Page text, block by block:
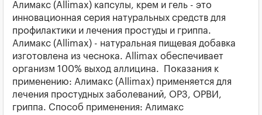
Алимакс (Allimax) капсулы, крем и гель - это
инновационная серия натуральных средств для
профилактики и лечения простуды и гриппа.
Алимакс (Allimax) - натуральная пищевая добавка
изготовлена из чеснока. Allimax обеспечивает
организм 100% выход аллицина. Показания к
применению: Алимакс (Allimax) применяется для
лечения простудных заболеваний, ОРЗ, ОРВИ,
гриппа. Способ применения: Алимакс